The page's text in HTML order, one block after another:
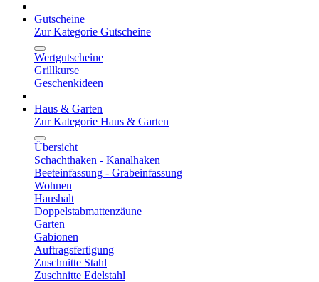
Gutscheine
Zur Kategorie Gutscheine
Wertgutscheine
Grillkurse
Geschenkideen
Haus & Garten
Zur Kategorie Haus & Garten
Übersicht
Schachthaken - Kanalhaken
Beeteinfassung - Grabeinfassung
Wohnen
Haushalt
Doppelstabmattenzäune
Garten
Gabionen
Auftragsfertigung
Zuschnitte Stahl
Zuschnitte Edelstahl